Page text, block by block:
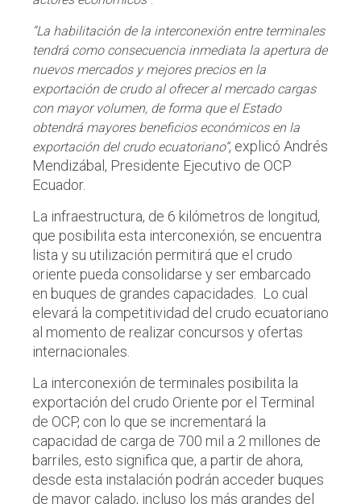
“La habilitación de la interconexión entre terminales
tendrá como consecuencia inmediata la apertura de
nuevos mercados y mejores precios en la
exportación de crudo al ofrecer al mercado cargas
con mayor volumen, de forma que el Estado
obtendrá mayores beneficios económicos en la
exportación del crudo ecuatoriano”, explicó Andrés
Mendizábal, Presidente Ejecutivo de OCP
Ecuador.
La infraestructura, de 6 kilómetros de longitud,
que posibilita esta interconexión, se encuentra
lista y su utilización permitirá que el crudo
oriente pueda consolidarse y ser embarcado
en buques de grandes capacidades. Lo cual
elevará la competitividad del crudo ecuatoriano
al momento de realizar concursos y ofertas
internacionales.
La interconexión de terminales posibilita la
exportación del crudo Oriente por el Terminal
de OCP, con lo que se incrementará la
capacidad de carga de 700 mil a 2 millones de
barriles, esto significa que, a partir de ahora,
desde esta instalación podrán acceder buques
de mayor calado, incluso los más grandes del